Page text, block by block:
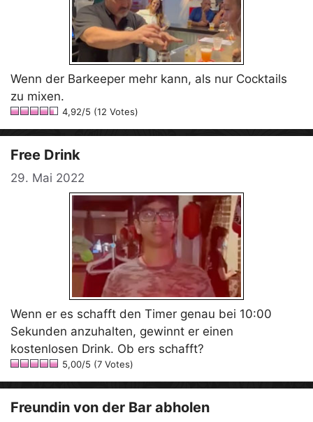
Wenn der Barkeeper mehr kann, als nur Cocktails
zu mixen.
4,92/5 (12 Votes)
Free Drink
29. Mai 2022
Wenn er es schafft den Timer genau bei 10:00
Sekunden anzuhalten, gewinnt er einen
kostenlosen Drink. Ob ers schafft?
5,00/5 (7 Votes)
Freundin von der Bar abholen